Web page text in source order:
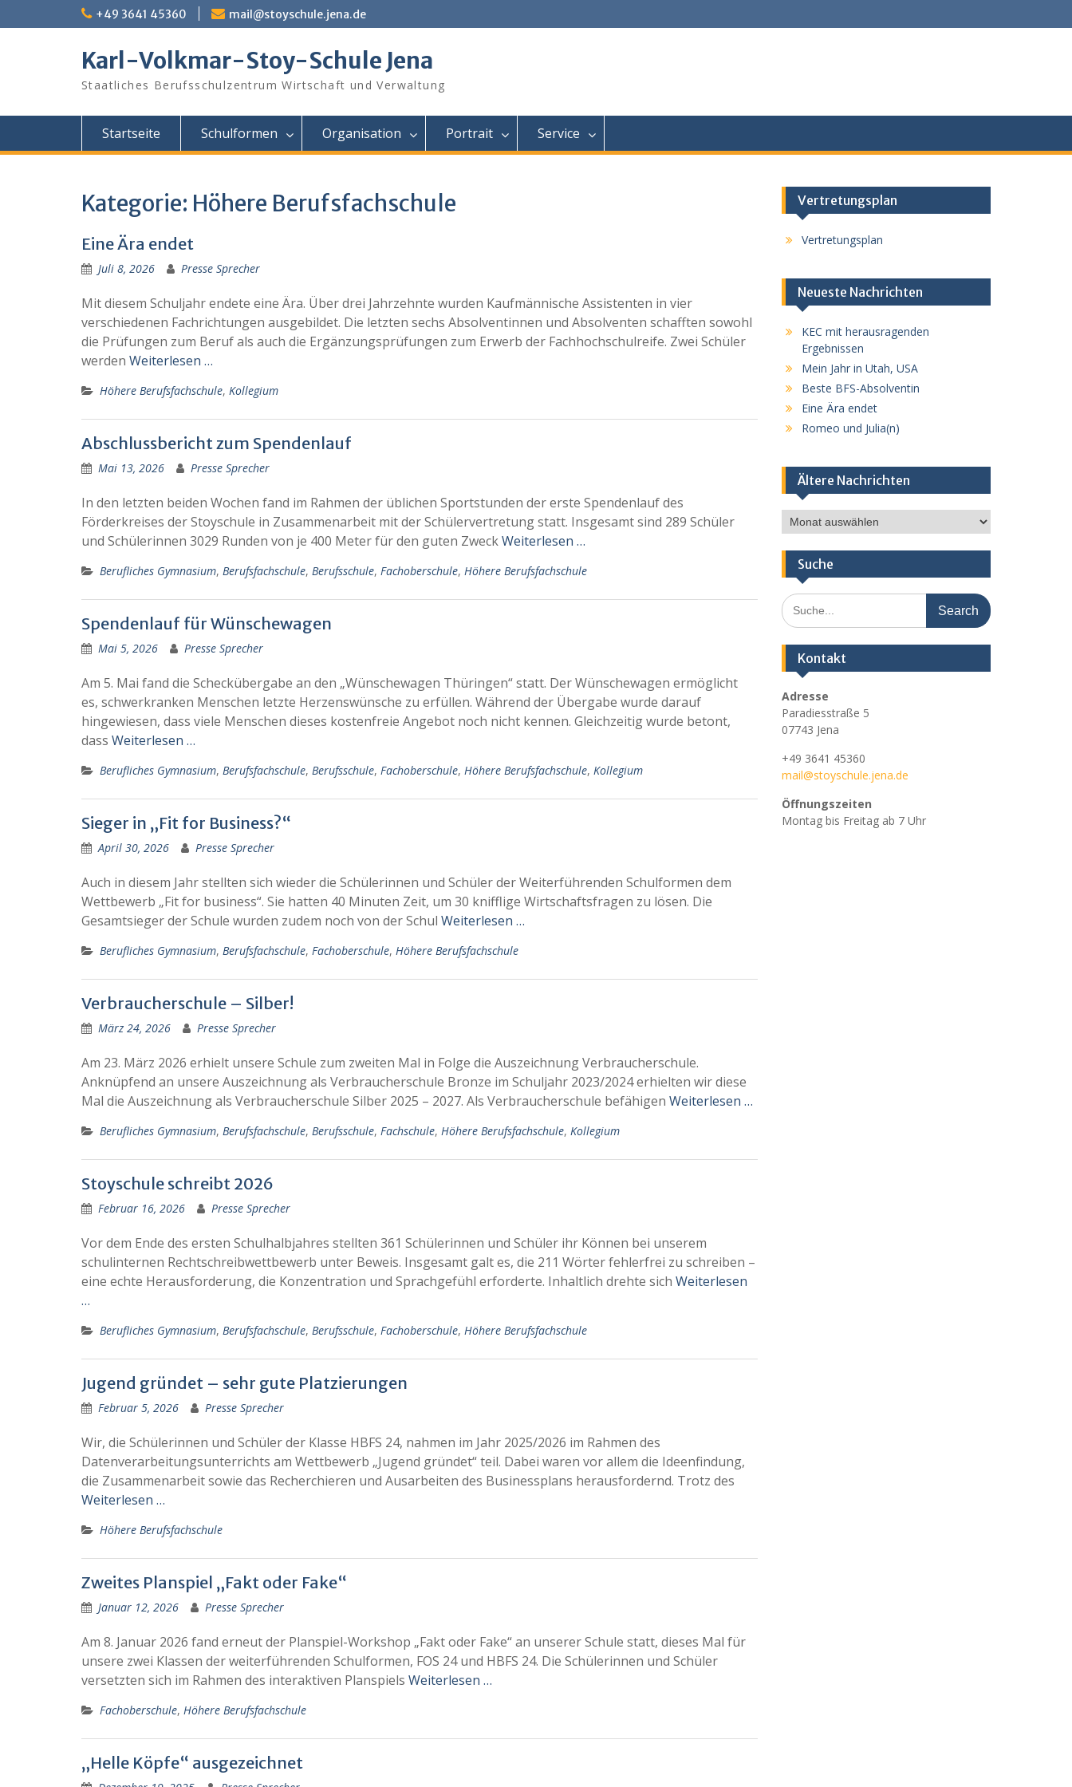
to
+49 3641 45360 mail@stoyschule.jena.de
Karl-Volkmar-Stoy-Schule Jena
Staatliches Berufsschulzentrum Wirtschaft und Verwaltung
Startseite Schulformen Organisation Portrait Service
Kategorie: Höhere Berufsfachschule
Eine Ära endet
Juli 8, 2026 Presse Sprecher
Mit diesem Schuljahr endete eine Ära. Über drei Jahrzehnte wurden Kaufmännische Assistenten in vier
verschiedenen Fachrichtungen ausgebildet. Die letzten sechs Absolventinnen und Absolventen schafften sowohl
die Prüfungen zum Beruf als auch die Ergänzungsprüfungen zum Erwerb der Fachhochschulreife. Zwei Schüler
werden Weiterlesen …
Höhere Berufsfachschule, Kollegium
Abschlussbericht zum Spendenlauf
Mai 13, 2026 Presse Sprecher
In den letzten beiden Wochen fand im Rahmen der üblichen Sportstunden der erste Spendenlauf des
Förderkreises der Stoyschule in Zusammenarbeit mit der Schülervertretung statt. Insgesamt sind 289 Schüler
und Schülerinnen 3029 Runden von je 400 Meter für den guten ZweckWeiterlesen …
Berufliches Gymnasium, Berufsfachschule, Berufsschule, Fachoberschule, Höhere Berufsfachschule
Spendenlauf für Wünschewagen
Mai 5, 2026 Presse Sprecher
Am 5. Mai fand die Scheckübergabe an den „Wünschewagen Thüringen“ statt. Der Wünschewagen ermöglicht
es, schwerkranken Menschen letzte Herzenswünsche zu erfüllen. Während der Übergabe wurde darauf
hingewiesen, dass viele Menschen dieses kostenfreie Angebot noch nicht kennen. Gleichzeitig wurde betont,
dass Weiterlesen …
Berufliches Gymnasium, Berufsfachschule, Berufsschule, Fachoberschule, Höhere Berufsfachschule, Kollegium
Sieger in „Fit for Business?“
April 30, 2026 Presse Sprecher
Auch in diesem Jahr stellten sich wieder die Schülerinnen und Schüler der Weiterführenden Schulformen dem
Wettbewerb „Fit for business“. Sie hatten 40 Minuten Zeit, um 30 knifflige Wirtschaftsfragen zu lösen. Die
Gesamtsieger der Schule wurden zudem noch von der Schul Weiterlesen …
Berufliches Gymnasium, Berufsfachschule, Fachoberschule, Höhere Berufsfachschule
Verbraucherschule – Silber!
März 24, 2026 Presse Sprecher
Am 23. März 2026 erhielt unsere Schule zum zweiten Mal in Folge die Auszeichnung Verbraucherschule.
Anknüpfend an unsere Auszeichnung als Verbraucherschule Bronze im Schuljahr 2023/2024 erhielten wir diese
Mal die Auszeichnung als Verbraucherschule Silber 2025 – 2027. Als Verbraucherschule befähigen Weiterlesen …
Berufliches Gymnasium, Berufsfachschule, Berufsschule, Fachschule, Höhere Berufsfachschule, Kollegium
Stoyschule schreibt 2026
Februar 16, 2026 Presse Sprecher
Vor dem Ende des ersten Schulhalbjahres stellten 361 Schülerinnen und Schüler ihr Können bei unserem
schulinternen Rechtschreibwettbewerb unter Beweis. Insgesamt galt es, die 211 Wörter fehlerfrei zu schreiben –
eine echte Herausforderung, die Konzentration und Sprachgefühl erforderte. Inhaltlich drehte sich Weiterlesen
…
Berufliches Gymnasium, Berufsfachschule, Berufsschule, Fachoberschule, Höhere Berufsfachschule
Jugend gründet – sehr gute Platzierungen
Februar 5, 2026 Presse Sprecher
Wir, die Schülerinnen und Schüler der Klasse HBFS 24, nahmen im Jahr 2025/2026 im Rahmen des
Datenverarbeitungsunterrichts am Wettbewerb „Jugend gründet“ teil. Dabei waren vor allem die Ideenfindung,
die Zusammenarbeit sowie das Recherchieren und Ausarbeiten des Businessplans herausfordernd. Trotz des
Weiterlesen …
Höhere Berufsfachschule
Zweites Planspiel „Fakt oder Fake“
Januar 12, 2026 Presse Sprecher
Am 8. Januar 2026 fand erneut der Planspiel-Workshop „Fakt oder Fake“ an unserer Schule statt, dieses Mal für
unsere zwei Klassen der weiterführenden Schulformen, FOS 24 und HBFS 24. Die Schülerinnen und Schüler
versetzten sich im Rahmen des interaktiven Planspiels Weiterlesen …
Fachoberschule, Höhere Berufsfachschule
„Helle Köpfe“ ausgezeichnet
Vertretungsplan
Vertretungsplan
Neueste Nachrichten
KEC mit herausragenden
Ergebnissen
Mein Jahr in Utah, USA
Beste BFS-Absolventin
Eine Ära endet
Romeo und Julia(n)
Ältere Nachrichten
Ältere
Nachrichten
Suche
Search
for:
Kontakt
Adresse
Paradiesstraße 5
07743 Jena
+49 3641 45360
mail@stoyschule.jena.de
Öffnungszeiten
Montag bis Freitag ab 7 Uhr